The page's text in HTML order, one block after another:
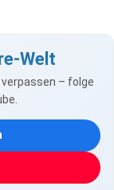
Welt
verpassen – folge